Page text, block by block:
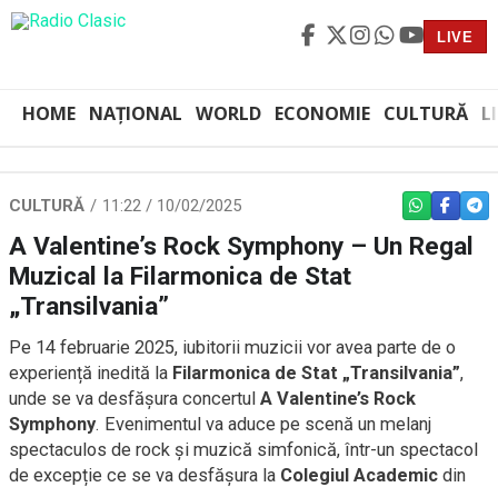
LIVE
HOME NAȚIONAL WORLD ECONOMIE CULTURĂ
CULTURĂ 11:22 / 10/02/2025 WHATSAPP
A Valentine’s Rock Symphony – Un Regal
Muzical la Filarmonica de Stat
„Transilvania”
Pe 14 februarie 2025, iubitorii muzicii vor avea parte de o
experiență inedită la Filarmonica de Stat „Transilvania”,
unde se va desfășura concertul A Valentine’s Rock
Symphony. Evenimentul va aduce pe scenă un melanj
spectaculos de rock și muzică simfonică, într-un spectacol
de excepție ce se va desfășura la Colegiul Academic din